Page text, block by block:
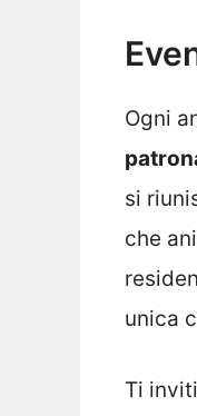
Ogni
si
che
unica
Ti